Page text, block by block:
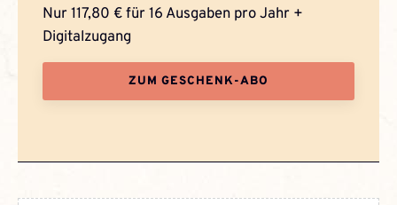
Nur 117,80 € für 16 Ausgaben pro Jahr +
Digitalzugang
ZUM GESCHENK-ABO